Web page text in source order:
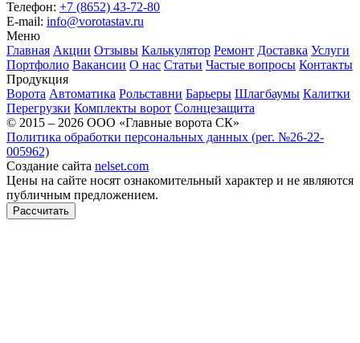
Телефон: +7 (8652) 43-72-80
E-mail: info@vorotastav.ru
Меню
Главная Акции Отзывы Калькулятор Ремонт Доставка Услуги
Портфолио Вакансии О нас Статьи Частые вопросы Контакты
Продукция
Ворота Автоматика Рольставни Барьеры Шлагбаумы Калитки
Перегрузки Комплекты ворот Солнцезащита
© 2015 – 2026 ООО «Главные ворота СК»
Политика обработки персональных данных (рег. №26-22-
005962)
Создание сайта nelset.com
Цены на сайте носят ознакомительный характер и не являются
публичным предложением.
Рассчитать